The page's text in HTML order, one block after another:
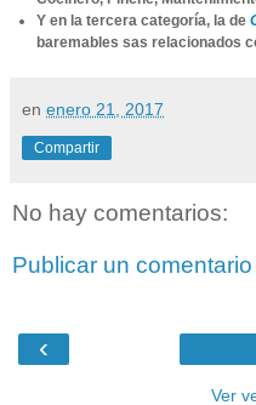
Y en la tercera categoría, la de
baremables sas relacionados
en enero 21, 2017
Compartir
No hay comentarios:
Publicar un comentario
‹
Ver